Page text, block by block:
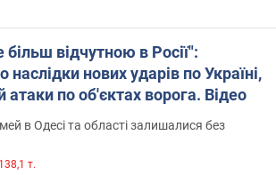
більш відчутною в Росії":
наслідки нових ударів по Україні,
атаки по об'єктах ворога. Відео
в Одесі та області залишалися без
138,1 т.